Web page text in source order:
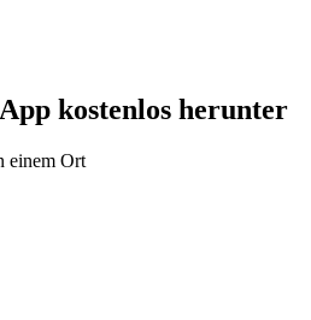
kostenlos herunter
einem Ort